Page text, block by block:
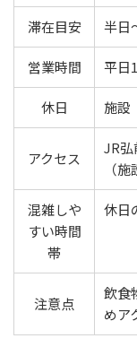
滞在目安 半日
営業時間 平日
休日 施設
アクセス
JR弘
（
混雑しや
すい時間
帯
休日
注意点
飲食
めア